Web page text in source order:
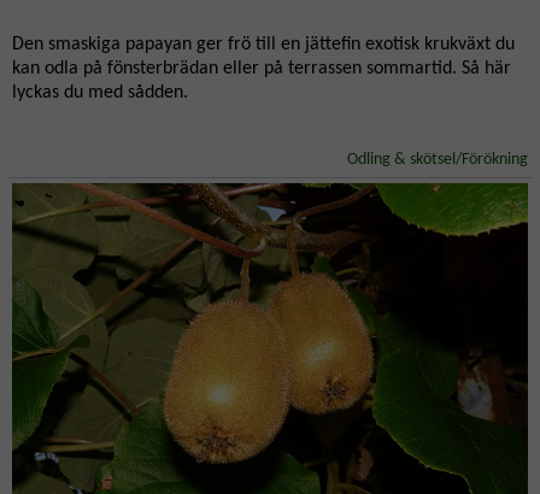
Den smaskiga papayan ger frö till en jättefin exotisk krukväxt du
kan odla på fönsterbrädan eller på terrassen sommartid. Så här
lyckas du med sådden.
Odling & skötsel/Förökning